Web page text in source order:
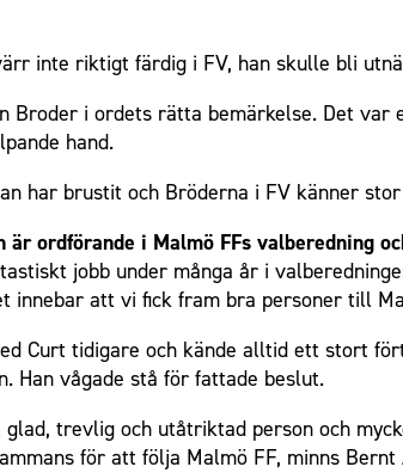
inte riktigt färdig i FV, han skulle bli
Broder i ordets rätta bemärkelse. Det var
hand.
har brustit och Bröderna i FV känner
är ordförande i Malmö FFs valberedning
jobb under många år i
innebar att vi fick fram bra personer till
Curt tidigare och kände alltid ett stort
Han vågade stå för fattade beslut.
glad, trevlig och utåtriktad person och
för att följa Malmö FF, minns Bernt